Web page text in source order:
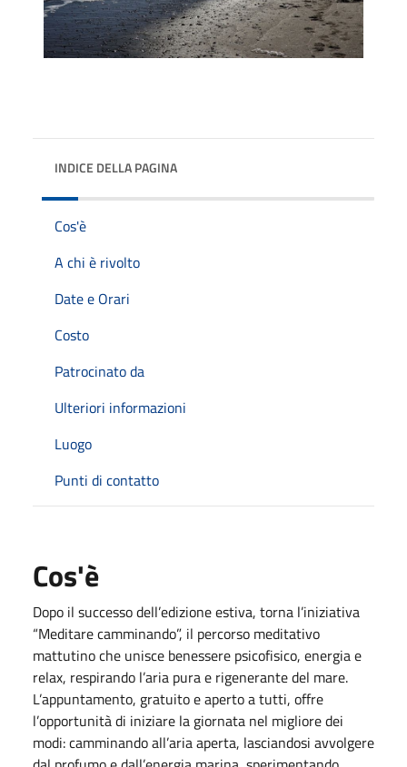
INDICE DELLA PAGINA
Cos'è
A chi è rivolto
Date e Orari
Costo
Patrocinato da
Ulteriori informazioni
Luogo
Punti di contatto
Cos'è
Dopo il successo dell’edizione estiva, torna l’iniziativa
“Meditare camminando”, il percorso meditativo
mattutino che unisce benessere psicofisico, energia e
relax, respirando l’aria pura e rigenerante del mare.
L’appuntamento, gratuito e aperto a tutti, offre
l’opportunità di iniziare la giornata nel migliore dei
modi: camminando all’aria aperta, lasciandosi avvolgere